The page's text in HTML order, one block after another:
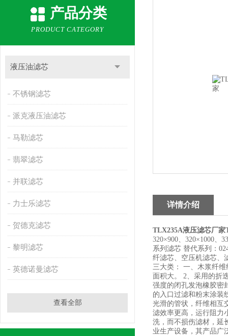
产品分类
PRODUCT CATEGORY
液压油滤芯
不锈钢滤芯
派克液压油滤芯
马勒滤芯
翡翠滤芯
并联滤芯
力士乐滤芯
贺德克滤芯
黎明滤芯
英德诺曼滤芯
查看全部
详情介绍
TLX235A液压滤芯厂家
320×900、320×1000、
系列滤芯 替代系列：
纤滤芯、空压机滤芯、
三大类： 一、木浆纤
面积大。 2、采用的折
强度的闭孔发泡橡胶密
的入口过滤和粉末涂装
光滑的管状，纤维相互
滤效率更高，运行阻力
洗，而不损伤滤材，延
业生产设备，其产品广